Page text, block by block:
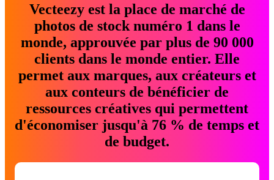
Vecteezy est la place de marché de
photos de stock numéro 1 dans le
monde, approuvée par plus de 90 000
clients dans le monde entier. Elle
permet aux marques, aux créateurs et
aux conteurs de bénéficier de
ressources créatives qui permettent
d'économiser jusqu'à 76 % de temps et
de budget.